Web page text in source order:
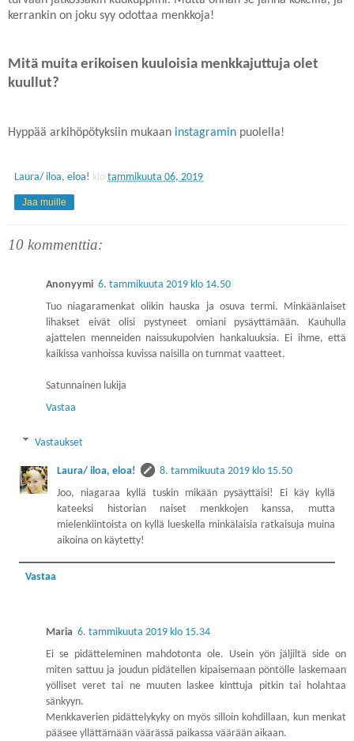
kerrankin on joku syy odottaa menkkoja!
Mitä muita erikoisen kuuloisia menkkajuttuja olet
kuullut?
Hyppää arkihöpötyksiin mukaan instagramin puolella!
Laura/ iloa, eloa! klo tammikuuta 06, 2019
Jaa muille
10 kommenttia:
Anonyymi 6. tammikuuta 2019 klo 14.50
Tuo niagaramenkat olikin hauska ja osuva termi. Minkäänlaiset
lihakset eivät olisi pystyneet omiani pysäyttämään. Kauhulla
ajattelen menneiden naissukupolvien hankaluuksia. Ei ihme, että
kaikissa vanhoissa kuvissa naisilla on tummat vaatteet.
Satunnainen lukija
Vastaa
Vastaukset
Laura/ iloa, eloa!
8. tammikuuta 2019 klo 15.50
Joo, niagaraa kyllä tuskin mikään pysäyttäisi! Ei käy kyllä
kateeksi historian naiset menkkojen kanssa, mutta
mielenkiintoista on kyllä lueskella minkälaisia ratkaisuja muina
aikoina on käytetty!
Vastaa
Maria 6. tammikuuta 2019 klo 15.34
Ei se pidätteleminen mahdotonta ole. Usein yön jäljiltä side on
miten sattuu ja joudun pidätellen kipaisemaan pöntölle laskemaan
yölliset veret tai ne muuten laskee kinttuja pitkin tai holahtaa
sänkyyn.
Menkkaverien pidättelykyky on myös silloin kohdillaan, kun menkat
pääsee yllättämään väärässä paikassa väärään aikaan.